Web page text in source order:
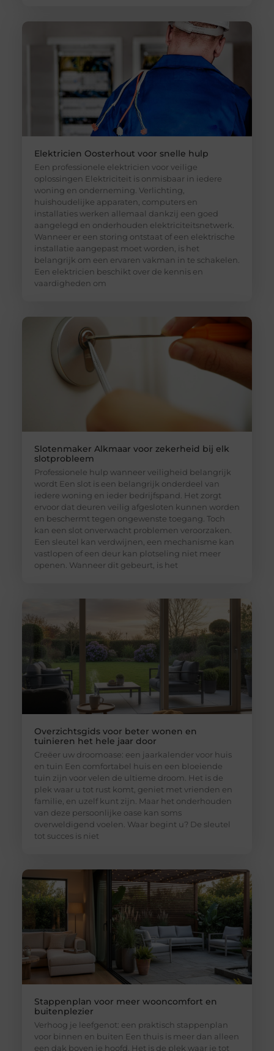
Elektricien Oosterhout voor snelle hulp
Een professionele elektricien voor veilige
oplossingen Elektriciteit is onmisbaar in iedere
woning en onderneming. Verlichting,
huishoudelijke apparaten, computers en
installaties werken allemaal dankzij een goed
aangelegd en onderhouden elektriciteitsnetwerk.
Wanneer er een storing ontstaat of een elektrische
installatie aangepast moet worden, is het
belangrijk om een ervaren vakman in te schakelen.
Een elektricien beschikt over de kennis en
vaardigheden om
Slotenmaker Alkmaar voor zekerheid bij elk
slotprobleem
Professionele hulp wanneer veiligheid belangrijk
wordt Een slot is een belangrijk onderdeel van
iedere woning en ieder bedrijfspand. Het zorgt
ervoor dat deuren veilig afgesloten kunnen worden
en beschermt tegen ongewenste toegang. Toch
kan een slot onverwacht problemen veroorzaken.
Een sleutel kan verdwijnen, een mechanisme kan
vastlopen of een deur kan plotseling niet meer
openen. Wanneer dit gebeurt, is het
Overzichtsgids voor beter wonen en
tuinieren het hele jaar door
Creëer uw droomoase: een jaarkalender voor huis
en tuin Een comfortabel huis en een bloeiende
tuin zijn voor velen de ultieme droom. Het is de
plek waar u tot rust komt, geniet met vrienden en
familie, en uzelf kunt zijn. Maar het onderhouden
van deze persoonlijke oase kan soms
overweldigend voelen. Waar begint u? De sleutel
tot succes is niet
Stappenplan voor meer wooncomfort en
buitenplezier
Verhoog je leefgenot: een praktisch stappenplan
voor binnen en buiten Een thuis is meer dan alleen
een dak boven je hoofd. Het is de plek waar je tot